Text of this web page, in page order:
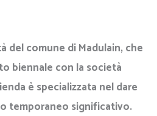
del comune di Madulain, che
biennale con la società
è specializzata nel dare
temporaneo significativo.